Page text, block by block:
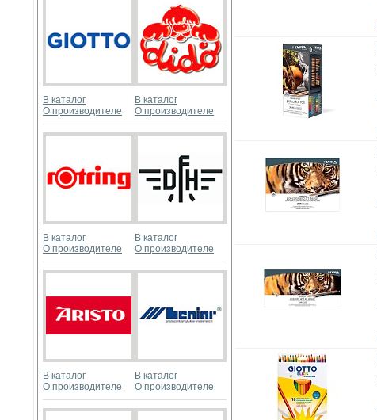
В каталог
О производителе
В каталог
О производителе
В каталог
О производителе
В каталог
О производителе
В каталог
О производителе
В каталог
О производителе